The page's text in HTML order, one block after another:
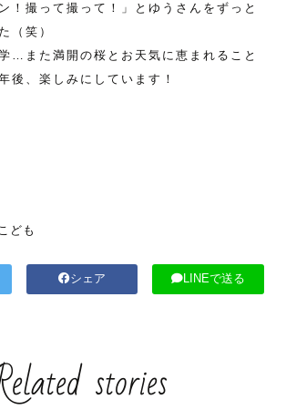
！撮って撮って！」とゆうさんをずっと
（笑）
…また満開の桜とお天気に恵まれること
後、楽しみにしています！
ども
シェア LINEで送る
stories